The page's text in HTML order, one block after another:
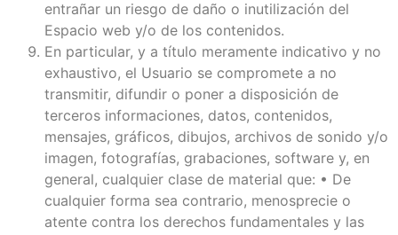
entrañar un riesgo de daño o inutilización del
Espacio web y/o de los contenidos.
En particular, y a título meramente indicativo y no
exhaustivo, el Usuario se compromete a no
transmitir, difundir o poner a disposición de
terceros informaciones, datos, contenidos,
mensajes, gráficos, dibujos, archivos de sonido y/o
imagen, fotografías, grabaciones, software y, en
general, cualquier clase de material que: • De
cualquier forma sea contrario, menosprecie o
atente contra los derechos fundamentales y las